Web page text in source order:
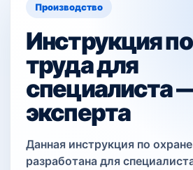
Производство
Инструкция
труда для
специалиста
эксперта
Данная инструкция по
разработана для